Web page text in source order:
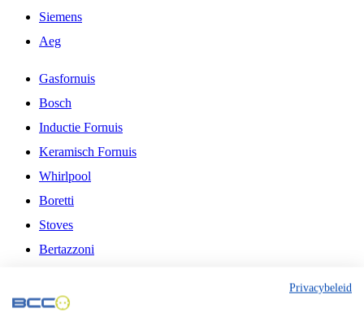
Siemens
Aeg
Gasfornuis
Bosch
Inductie Fornuis
Keramisch Fornuis
Whirlpool
Boretti
Stoves
Bertazzoni
Fitelli
Privacybeleid